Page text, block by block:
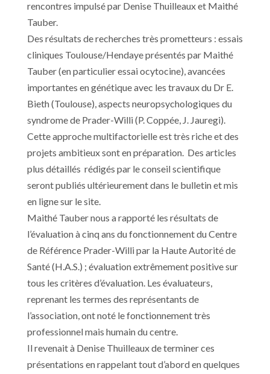
rencontres impulsé par Denise Thuilleaux et Maithé
Tauber.
Des résultats de recherches très prometteurs : essais
cliniques Toulouse/Hendaye présentés par Maithé
Tauber (en particulier essai ocytocine), avancées
importantes en génétique avec les travaux du Dr E.
Bieth (Toulouse), aspects neuropsychologiques du
syndrome de Prader-Willi (P. Coppée, J. Jauregi).
Cette approche multifactorielle est très riche et des
projets ambitieux sont en préparation. Des articles
plus détaillés rédigés par le conseil scientifique
seront publiés ultérieurement dans le bulletin et mis
en ligne sur le site.
Maithé Tauber nous a rapporté les résultats de
l’évaluation à cinq ans du fonctionnement du Centre
de Référence Prader-Willi par la Haute Autorité de
Santé (H.A.S.) ; évaluation extrêmement positive sur
tous les critères d’évaluation. Les évaluateurs,
reprenant les termes des représentants de
l’association, ont noté le fonctionnement très
professionnel mais humain du centre.
Il revenait à Denise Thuilleaux de terminer ces
présentations en rappelant tout d’abord en quelques